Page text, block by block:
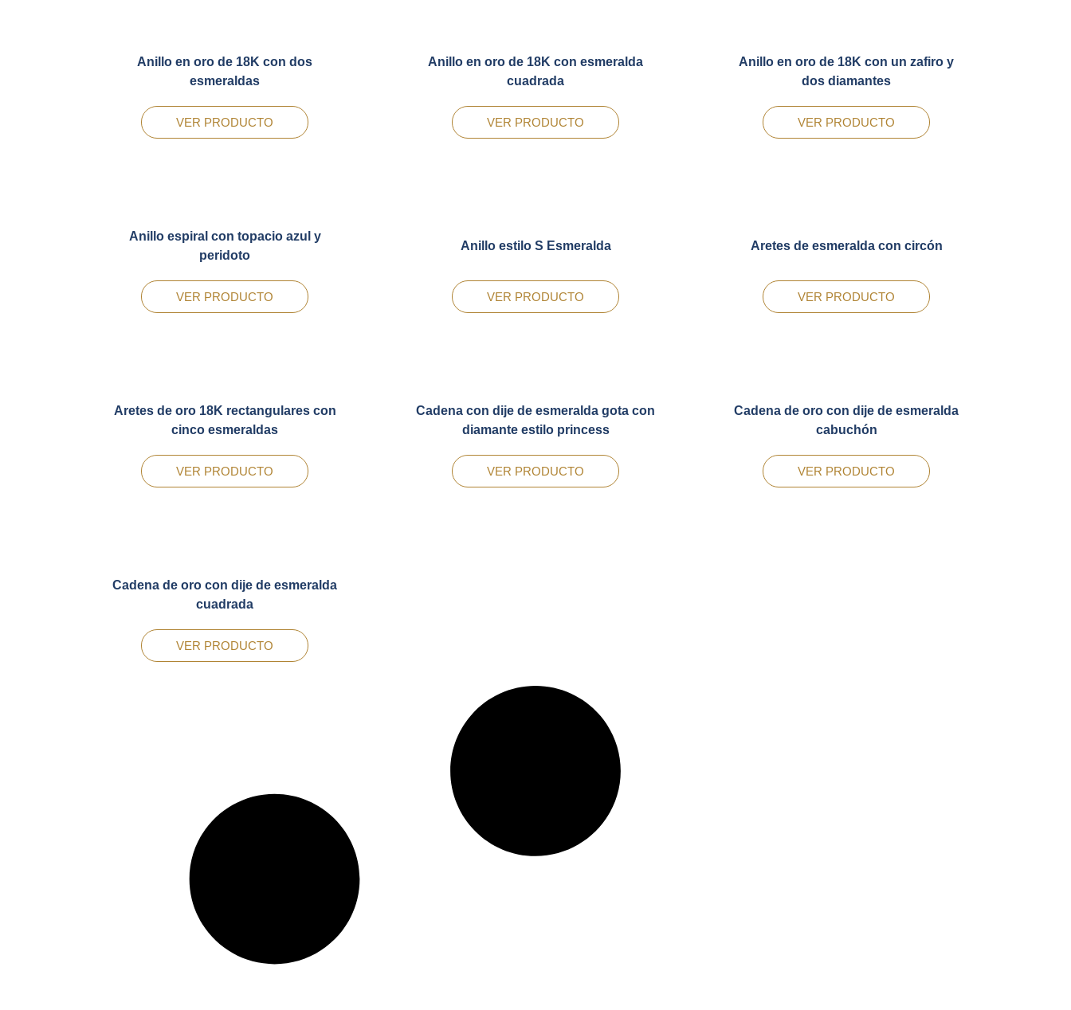
Anillo en oro de 18K con dos
esmeraldas
VER PRODUCTO
Anillo en oro de 18K con esmeralda
cuadrada
VER PRODUCTO
Anillo en oro de 18K con un zafiro y
dos diamantes
VER PRODUCTO
Anillo espiral con topacio azul y
peridoto
VER PRODUCTO
Anillo estilo S Esmeralda
VER PRODUCTO
Aretes de esmeralda con circón
VER PRODUCTO
Aretes de oro 18K rectangulares con
cinco esmeraldas
VER PRODUCTO
Cadena con dije de esmeralda gota con
diamante estilo princess
VER PRODUCTO
Cadena de oro con dije de esmeralda
cabuchón
VER PRODUCTO
Cadena de oro con dije de esmeralda
cuadrada
VER PRODUCTO